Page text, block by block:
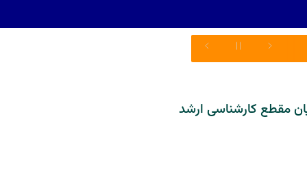
مقطع کارشناسی ارشد